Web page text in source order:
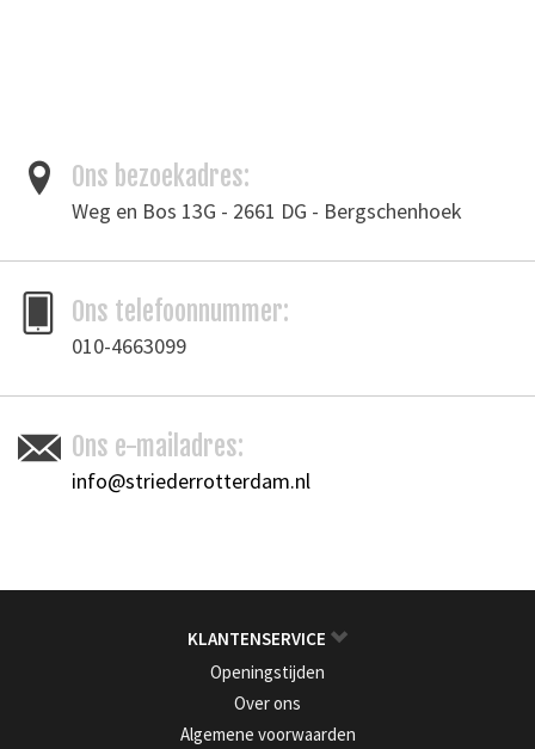
Ons bezoekadres:
Weg en Bos 13G - 2661 DG - Bergschenhoek
Ons telefoonnummer:
010-4663099
Ons e-mailadres:
info@striederrotterdam.nl
KLANTENSERVICE
Openingstijden
Over ons
Algemene voorwaarden